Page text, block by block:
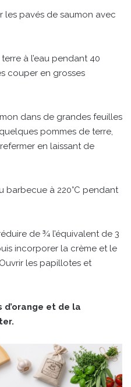
les pavés de saumon avec
à l’eau pendant 40
couper en grosses
dans de grandes feuilles
pommes de terre,
en laissant de
barbecue à 220°C pendant
de ¾ l’équivalent de 3
incorporer la crème et le
les papillotes et
et de la